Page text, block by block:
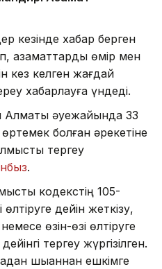
кезінде хабар берген
азаматтарды өмір мен
кез келген жағдай
хабарлауға үндеді.
Алматы әуежайында 33
болған әрекетіне
тергеу
.
кодекстің 105-
дейін жеткізу,
өзін-өзі өлтіруге
тергеу жүргізілген.
шыққаннан ешкімге